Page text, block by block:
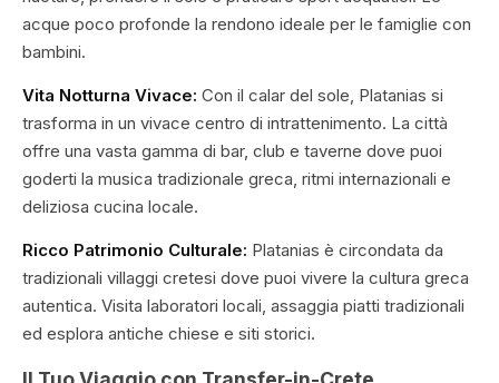
acque poco profonde la rendono ideale per le famiglie con
bambini.
Vita Notturna Vivace: Con il calar del sole, Platanias si
trasforma in un vivace centro di intrattenimento. La città
offre una vasta gamma di bar, club e taverne dove puoi
goderti la musica tradizionale greca, ritmi internazionali e
deliziosa cucina locale.
Ricco Patrimonio Culturale: Platanias è circondata da
tradizionali villaggi cretesi dove puoi vivere la cultura greca
autentica. Visita laboratori locali, assaggia piatti tradizionali
ed esplora antiche chiese e siti storici.